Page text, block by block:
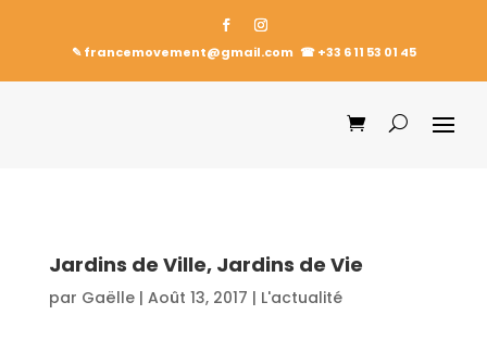
✎ francemovement@gmail.com ☎︎+33 6 11 53 01 45
Jardins de Ville, Jardins de Vie
par Gaëlle| Août 13, 2017 | L'actualité